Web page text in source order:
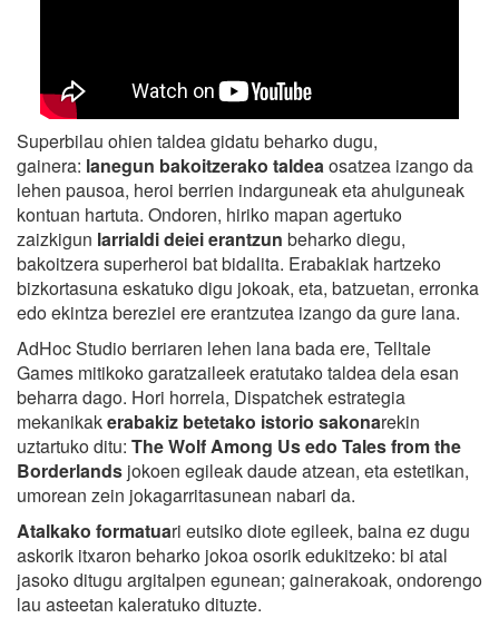
Superbilau ohien taldea gidatu beharko dugu,
gainera: lanegun bakoitzerako taldea osatzea izango da
lehen pausoa, heroi berrien indarguneak eta ahulguneak
kontuan hartuta. Ondoren, hiriko mapan agertuko
zaizkigun larrialdi deiei erantzun beharko diegu,
bakoitzera superheroi bat bidalita. Erabakiak hartzeko
bizkortasuna eskatuko digu jokoak, eta, batzuetan, erronka
edo ekintza bereziei ere erantzutea izango da gure lana.
AdHoc Studio berriaren lehen lana bada ere, Telltale
Games mitikoko garatzaileek eratutako taldea dela esan
beharra dago. Hori horrela, Dispatchek estrategia
mekanikakerabakiz betetako istorio sakonarekin
uztartuko ditu: The Wolf Among Us edo Tales from the
Borderlands jokoen egileak daude atzean, eta estetikan,
umorean zein jokagarritasunean nabari da.
Atalkako formatuari eutsiko diote egileek, baina ez dugu
askorik itxaron beharko jokoa osorik edukitzeko: bi atal
jasoko ditugu argitalpen egunean; gainerakoak, ondorengo
lau asteetan kaleratuko dituzte.